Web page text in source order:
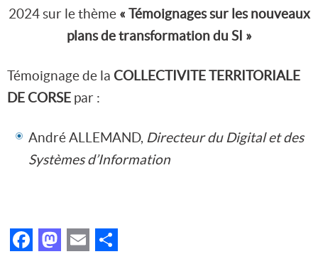
2024 sur le thème « Témoignages sur les nouveaux
plans de transformation du SI »
Témoignage de la COLLECTIVITE TERRITORIALE
DE CORSE par :
André ALLEMAND, Directeur du Digital et des
Systèmes d’Information
Facebook
Mastodon
Email